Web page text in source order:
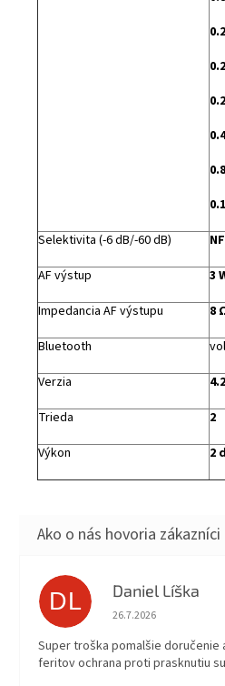
Selektivita (-6 dB/-60 dB)
AF výstup
3
Impedancia AF výstupu
8
Bluetooth
Verzia
4.2
Trieda
2
Výkon
2
DL Daniel Líška
Hodnotenie
26.7.2026
Super troška pomalšie doručenie
feritov ochrana proti prasknutiu